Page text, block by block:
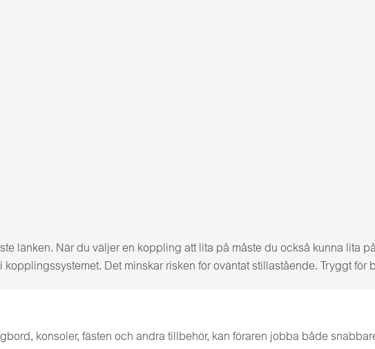
länken. När du väljer en koppling att lita på måste du också kunna lita
Det minskar risken för oväntat stillastående. Tryggt för
konsoler, fästen och andra tillbehör, kan föraren jobba både